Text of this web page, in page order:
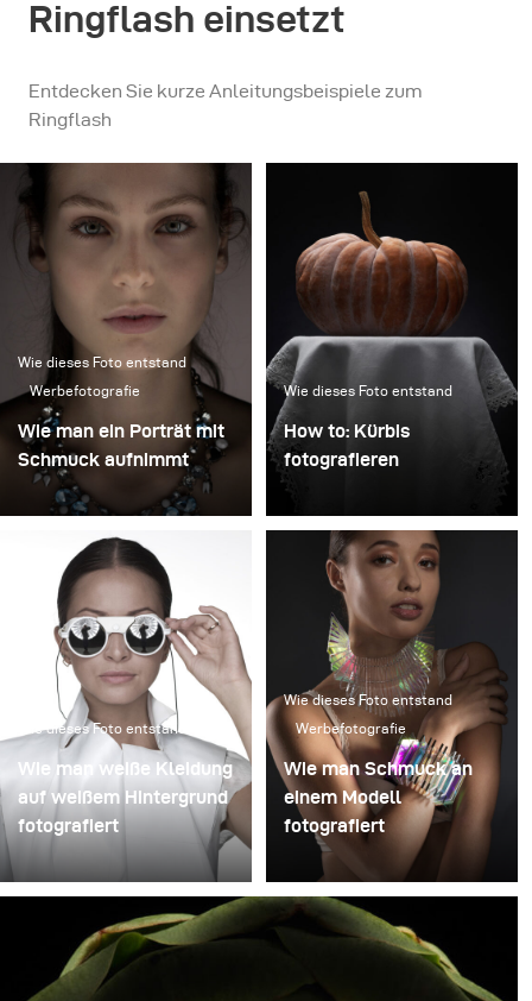
Ringflash einsetzt
Entdecken Sie kurze Anleitungsbeispiele zum
Ringflash
Wie dieses Foto entstand
Werbefotografie
Wie man ein Porträt mit
Schmuck aufnimmt
Wie dieses Foto entstand
How to: Kürbis
fotografieren
Wie dieses Foto entstand
Wie man weiße Kleidung
auf weißem Hintergrund
fotografiert
Wie dieses Foto entstand
Werbefotografie
Wie man Schmuck an
einem Modell
fotografiert